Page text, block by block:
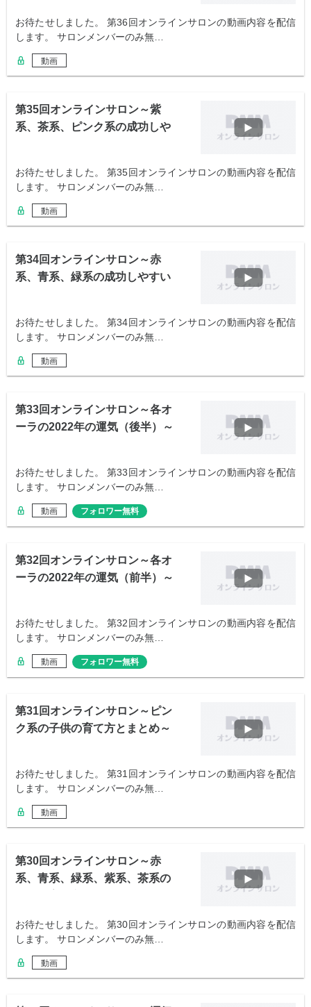
お待たせしました。 第36回オンラインサロンの動画内容を配信
します。 サロンメンバーのみ無…
動画
第35回オンラインサロン～紫
系、茶系、ピンク系の成功しや
お待たせしました。 第35回オンラインサロンの動画内容を配信
します。 サロンメンバーのみ無…
動画
第34回オンラインサロン～赤
系、青系、緑系の成功しやすい
お待たせしました。 第34回オンラインサロンの動画内容を配信
します。 サロンメンバーのみ無…
動画
第33回オンラインサロン～各オ
ーラの2022年の運気（後半）～
お待たせしました。 第33回オンラインサロンの動画内容を配信
します。 サロンメンバーのみ無…
動画 フォロワー無料
第32回オンラインサロン～各オ
ーラの2022年の運気（前半）～
お待たせしました。 第32回オンラインサロンの動画内容を配信
します。 サロンメンバーのみ無…
動画 フォロワー無料
第31回オンラインサロン～ピン
ク系の子供の育て方とまとめ～
お待たせしました。 第31回オンラインサロンの動画内容を配信
します。 サロンメンバーのみ無…
動画
第30回オンラインサロン～赤
系、青系、緑系、紫系、茶系の
お待たせしました。 第30回オンラインサロンの動画内容を配信
します。 サロンメンバーのみ無…
動画